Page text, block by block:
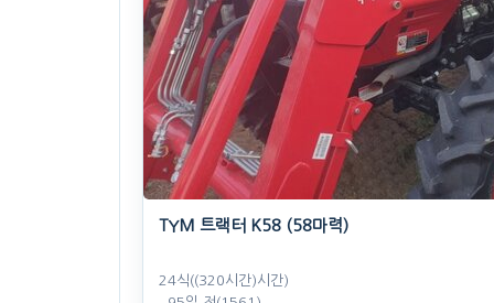
TYM 트랙터 K58 (58마력)
24식((320시간)시간)